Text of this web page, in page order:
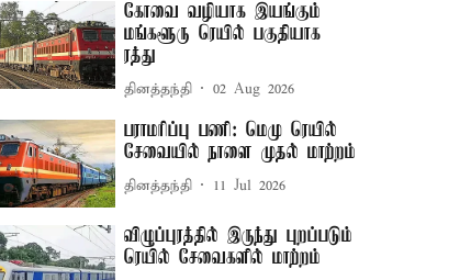
கோவை வழியாக இயங்கும்
மங்களூரு ரெயில் பகுதியாக
ரத்து
தினத்தந்தி 02 Aug 2026
பராமரிப்பு பணி: மெமு ரெயில்
சேவையில் நாளை முதல் மாற்றம்
தினத்தந்தி 11 Jul 2026
விழுப்புரத்தில் இருந்து புறப்படும்
ரெயில் சேவைகளில் மாற்றம்